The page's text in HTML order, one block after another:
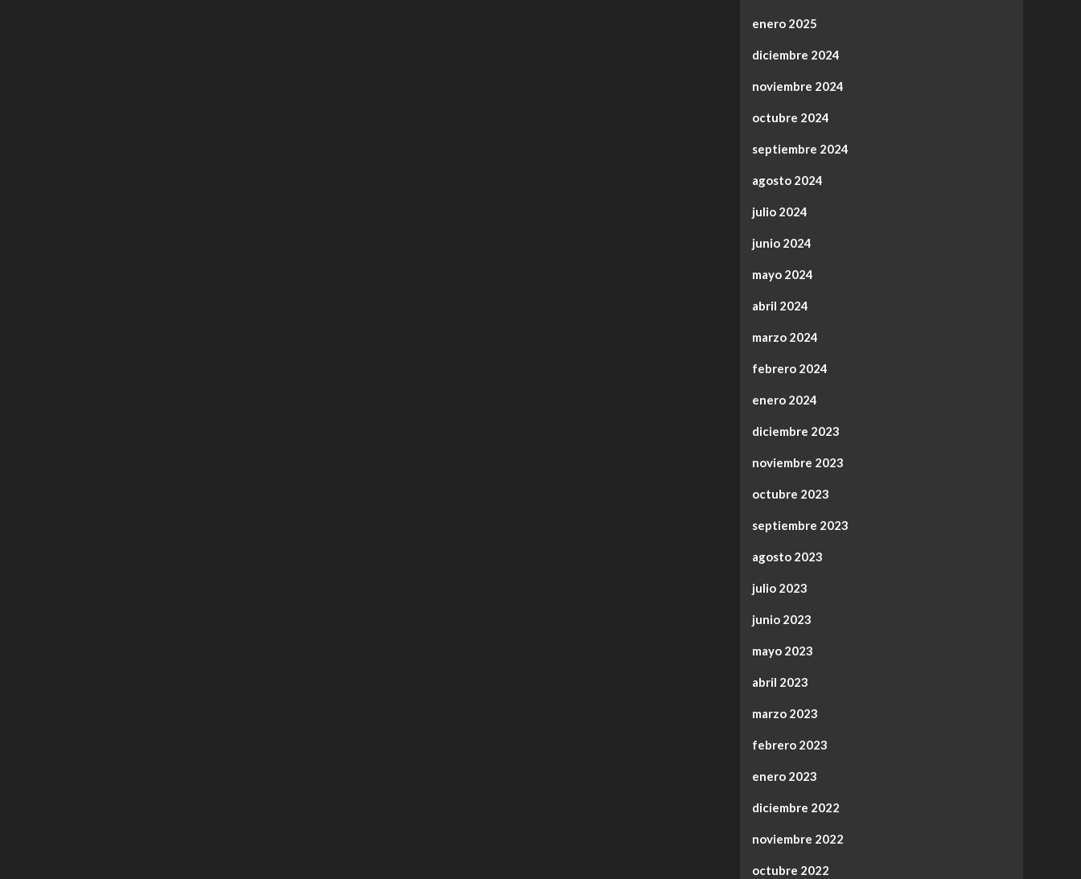
enero 2025
diciembre 2024
noviembre 2024
octubre 2024
septiembre 2024
agosto 2024
julio 2024
junio 2024
mayo 2024
abril 2024
marzo 2024
febrero 2024
enero 2024
diciembre 2023
noviembre 2023
octubre 2023
septiembre 2023
agosto 2023
julio 2023
junio 2023
mayo 2023
abril 2023
marzo 2023
febrero 2023
enero 2023
diciembre 2022
noviembre 2022
octubre 2022